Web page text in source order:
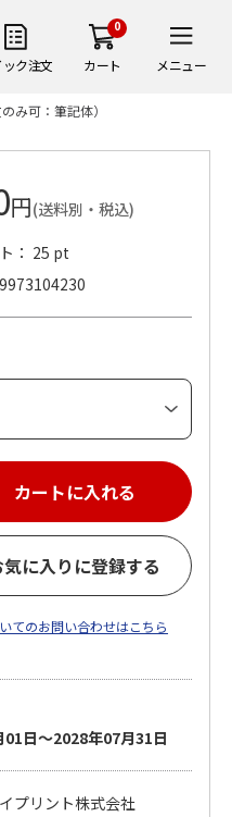
ック注文
0
カート メニュー
み可：筆記体）
円(送料別・税込)
： 25 pt
9973104230
カートに入れる
気に入りに登録する
てのお問い合わせはこちら
日～2028年07月31日
プリント株式会社